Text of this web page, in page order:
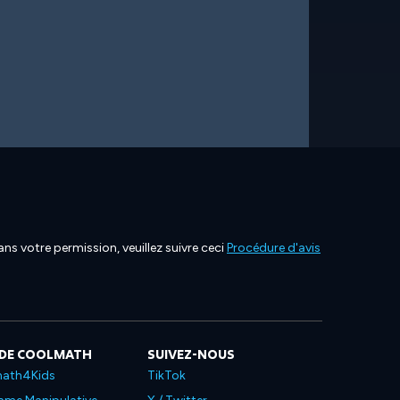
votre permission, veuillez suivre ceciProcédure d'avis
COOLMATH SUIVEZ-NOUS
TikTok